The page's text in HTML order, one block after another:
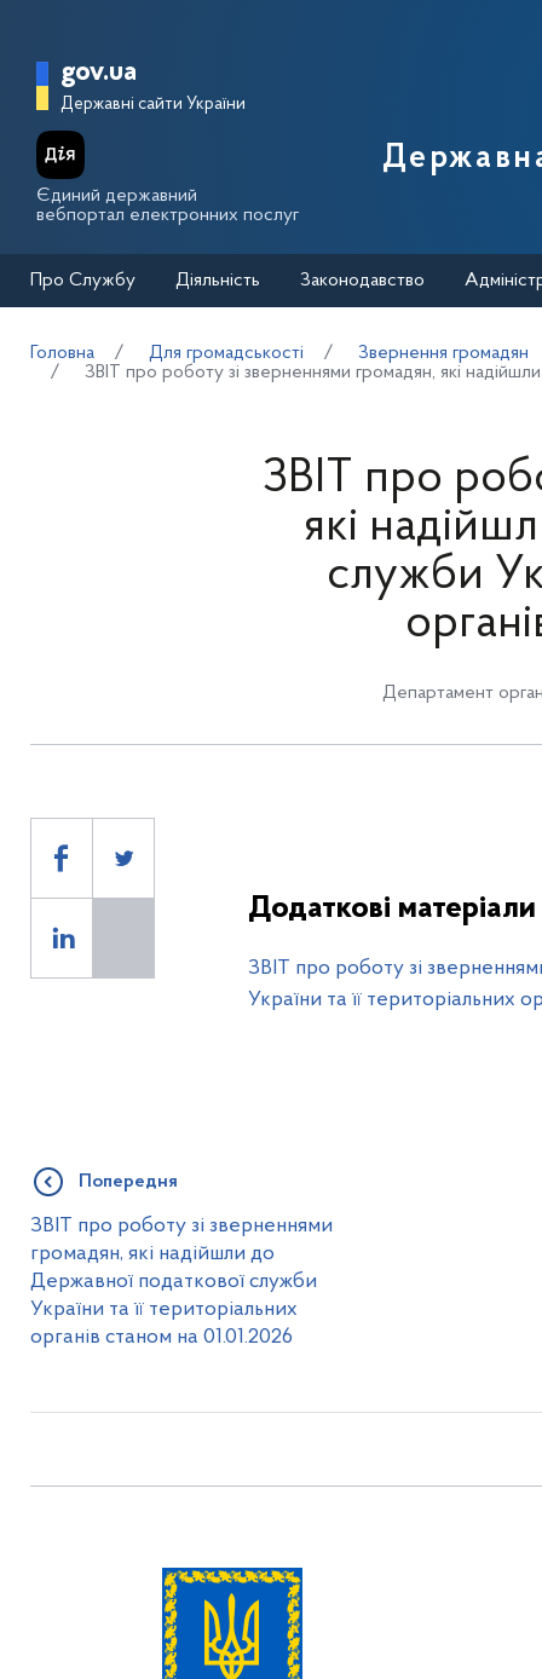
Головна сторінка Державної
gov.ua
Державні сайти України
Єдиний державний
вебпортал електронних послуг
Про Службу Діяльність Законодавство
Головна Для громадськості
Звернення громадян
ЗВІТ про роботу зі зверненнями громадян, які
ЗВІТ про
які
служби
Департамент
Додаткові матеріали
ЗВІТ про роботу зі
України та її територіальних
Попередня
ЗВІТ про роботу зі зверненнями
громадян, які надійшли до
Державної податкової служби
України та її територіальних
органів станом на 01.01.2026